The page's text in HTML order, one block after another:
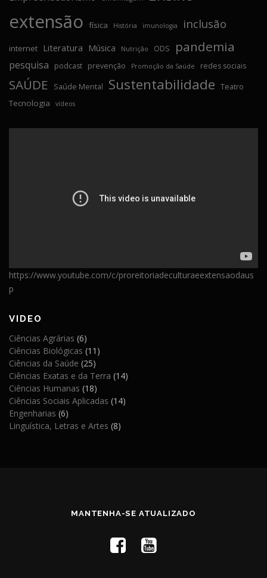
extensão física História imunologia inclusão
internet Literatura Música Nutrição ODS pandemia
pesquisa podcast prevenção Promoção da Saúde redes sociais
SAÚDE Saúde Mental Sustentabilidade Teatro
Tecnologia vídeos
https://www.youtube.com/c/proreitoriadeculturaeextensaodaus
p
VIDEO
Ciências Agrárias (6)
Ciências Biológicas (11)
Ciências da Saúde (25)
Ciências Exatas e da Terra (14)
Ciências Humanas (18)
Ciências Sociais Aplicadas (14)
Engenharias (6)
Linguística, Letras e Artes (8)
MANTENHA-SE ATUALIZADO